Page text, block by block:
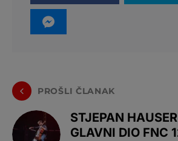
PROŠLI ČLANAK
STJEPAN
GLAVNI DIO FNC